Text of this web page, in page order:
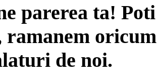
parerea ta!
ramanem
de noi.